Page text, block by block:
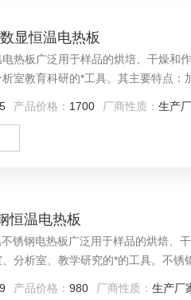
显恒温电热板
热板广泛用于样品的烘培、干燥和
室教育科研的*工具。其主要特点：
产品价格： 1700 厂商性质： 生产
恒温电热板
锈钢电热板广泛用于样品的烘焙、
分析室、教学研究的*的工具。不锈
产品价格： 980 厂商性质： 生产厂